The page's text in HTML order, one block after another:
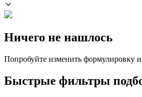
Ничего не нашлось
Попробуйте изменить формулировку
Быстрые фильтры